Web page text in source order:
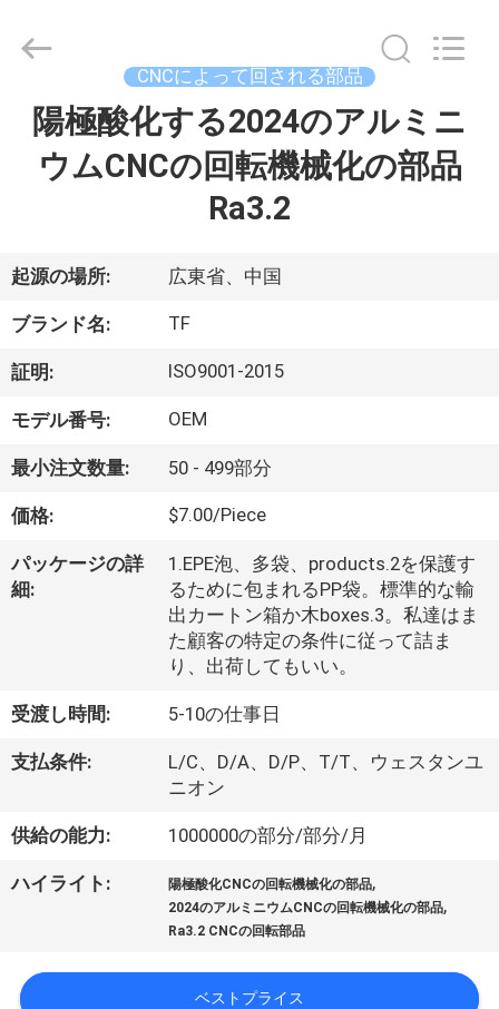
品
わ
た
し
た
に
て
場
ツ
ー
Copyright
Shenzhen
Technology
CNCによって回される部品
陽極酸化する2024のアルミニ
ウムCNCの回転機械化の部品
Ra3.2
起源の場所: 広東省、中国
ブランド名: TF
証明: ISO9001-2015
モデル番号: OEM
最小注文数量: 50 - 499部分
価格: $7.00/Piece
パッケージの詳
細:
1.EPE泡、多袋、products.2を保護す
るために包まれるPP袋。標準的な輸
出カートン箱か木boxes.3。私達はま
た顧客の特定の条件に従って詰ま
り、出荷してもいい。
受渡し時間: 5-10の仕事日
支払条件:
L/C、D/A、D/P、T/T、ウェスタンユ
ニオン
供給の能力: 1000000の部分/部分/月
ハイライト: 陽極酸化CNCの回転機械化の部品,
2024のアルミニウムCNCの回転機械化の部品,
Ra3.2 CNCの回転部品
ベストプライス